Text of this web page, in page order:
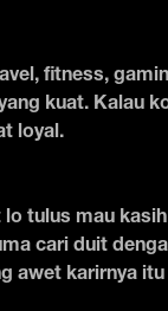
fitness,
kuat. Kalau
loyal.
lo tulus mau
cari duit
awet karirnya